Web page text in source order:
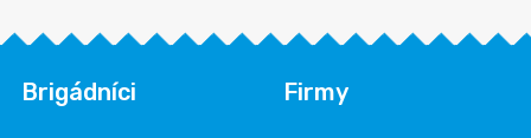
Brigádníci Firmy